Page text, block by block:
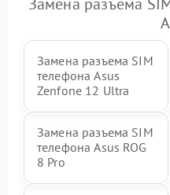
Замена разъема SIM
телефона Asus
Zenfone 12 Ultra
Замена разъема SIM
телефона Asus ROG
8 Pro